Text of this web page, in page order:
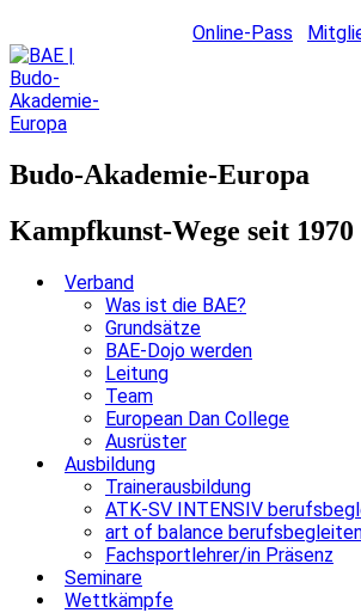
Online-Pass
Budo-Akademie-Europa
Kampfkunst-Wege seit 1970
Verband
Was ist die BAE?
Grundsätze
BAE-Dojo werden
Leitung
Team
European Dan College
Ausrüster
Ausbildung
Trainerausbildung
ATK-SV INTENSIV
art of balance
Fachsportlehrer/in Präsenz
Seminare
Wettkämpfe